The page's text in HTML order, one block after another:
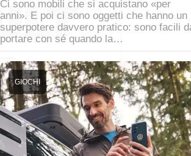
Ci sono mobili che si acquistano «per
anni». E poi ci sono oggetti che hanno un
superpotere davvero pratico: sono facili
portare con sé quando la…
GIOCHI